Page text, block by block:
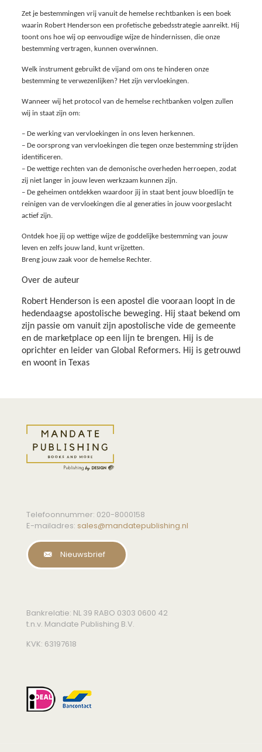
Zet je bestemmingen vrij vanuit de hemelse rechtbanken is een boek
waarin Robert Henderson een profetische gebedsstrategie aanreikt. Hij
toont ons hoe wij op eenvoudige wijze de hindernissen, die onze
bestemming vertragen, kunnen overwinnen.
Welk instrument gebruikt de vijand om ons te hinderen onze
bestemming te verwezenlijken? Het zijn vervloekingen.
Wanneer wij het protocol van de hemelse rechtbanken volgen zullen
wij in staat zijn om:
– De werking van vervloekingen in ons leven herkennen.
– De oorsprong van vervloekingen die tegen onze bestemming strijden
identificeren.
– De wettige rechten van de demonische overheden herroepen, zodat
zij niet langer in jouw leven werkzaam kunnen zijn.
– De geheimen ontdekken waardoor jij in staat bent jouw bloedlijn te
reinigen van de vervloekingen die al generaties in jouw voorgeslacht
actief zijn.
Ontdek hoe jij op wettige wijze de goddelijke bestemming van jouw
leven en zelfs jouw land, kunt vrijzetten.
Breng jouw zaak voor de hemelse Rechter.
Over de auteur
Robert Henderson is een apostel die vooraan loopt in de
hedendaagse apostolische beweging. Hij staat bekend om
zijn passie om vanuit zijn apostolische vide de gemeente
en de marketplace op een lijn te brengen. Hij is de
oprichter en leider van Global Reformers. Hij is getrouwd
en woont in Texas
Telefoonnummer: 020-8000158
E-mailadres: sales@mandatepublishing.nl
Nieuwsbrief
Bankrelatie: NL 39 RABO 0303 0600 42
t.n.v. Mandate Publishing B.V.
KVK: 63197618